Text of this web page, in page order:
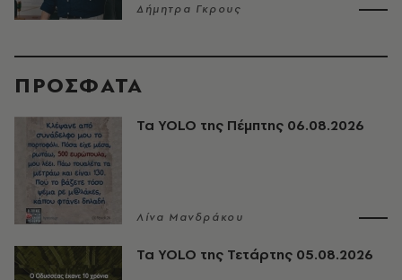
Δήμητρα Γκρους
ΠΡΟΣΦΑΤΑ
Τα YOLO της Πέμπτης 06.08.2026
Λίνα Μανδράκου
Τα YOLO της Τετάρτης 05.08.2026